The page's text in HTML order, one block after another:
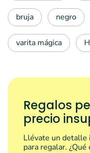
bruja negro
varita mágica
Regalos
precio
Llévate un detalle
para regalar. ¿Qué